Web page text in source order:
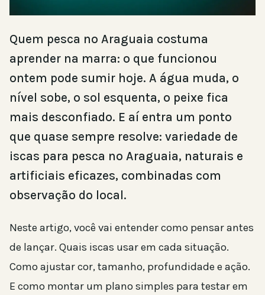
Quem pesca no Araguaia costuma
aprender na marra: o que funcionou
ontem pode sumir hoje. A água muda, o
nível sobe, o sol esquenta, o peixe fica
mais desconfiado. E aí entra um ponto
que quase sempre resolve: variedade de
iscas para pesca no Araguaia, naturais e
artificiais eficazes, combinadas com
observação do local.
Neste artigo, você vai entender como pensar antes
de lançar. Quais iscas usar em cada situação.
Como ajustar cor, tamanho, profundidade e ação.
E como montar um plano simples para testar em